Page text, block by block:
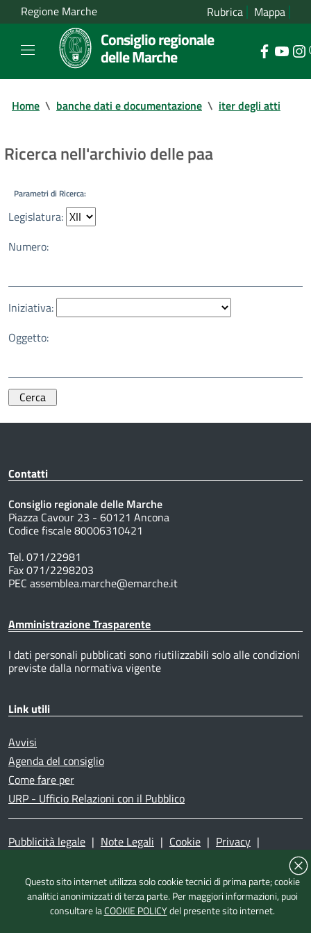
Regione Marche Rubrica Mappa
Consiglio regionale
delle Marche
Home \ banche dati e documentazione \ iter degli atti
Ricerca nell'archivio delle paa
Parametri di Ricerca:
Legislatura:
Numero:
Iniziativa:
Oggetto:
Contatti
Consiglio regionale delle Marche
Piazza Cavour 23 - 60121 Ancona
Codice fiscale 80006310421
Tel. 071/22981
Fax 071/2298203
PEC assemblea.marche@emarche.it
Amministrazione Trasparente
I dati personali pubblicati sono riutilizzabili solo alle condizioni
previste dalla normativa vigente
Link utili
Avvisi
Agenda del consiglio
Come fare per
URP - Ufficio Relazioni con il Pubblico
Pubblicità legale | Note Legali | Cookie | Privacy |
|
Questo sito internet utilizza solo cookie tecnici di prima parte; cookie
analitici anonimizzati di terza parte. Per maggiori informazioni, puoi
consultare laCOOKIE POLICYdel presente sito internet.